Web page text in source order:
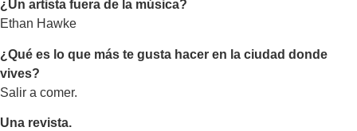
¿Un artista fuera de la música?
Ethan Hawke
¿Qué es lo que más te gusta hacer en la ciudad donde
vives?
Salir a comer.
Una revista.